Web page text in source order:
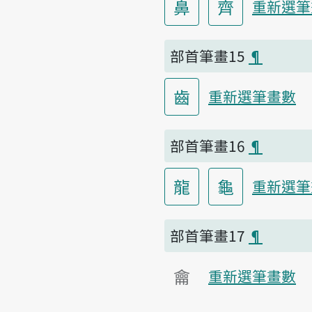
鼻 齊 重新選
部首筆畫15 ¶
齒 重新選筆畫數
部首筆畫16 ¶
龍 龜 重新選
部首筆畫17 ¶
龠 重新選筆畫數